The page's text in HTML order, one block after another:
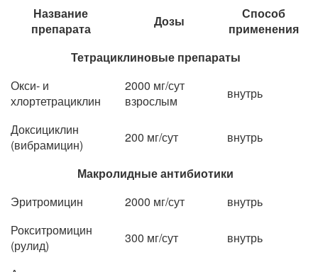
Название
препарата
Дозы
Способ
применения
Тетрациклиновые препараты
Окси- и
хлортетрациклин
2000 мг/сут
взрослым
внутрь
Доксициклин
(вибрамицин)
200 мг/сут внутрь
Макролидные антибиотики
Эритромицин
2000 мг/сут
внутрь
Рокситромицин
(рулид)
300 мг/сут внутрь